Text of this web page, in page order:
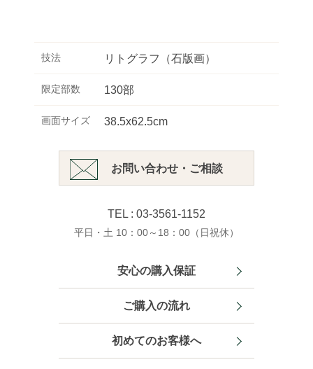
技法 リトグラフ（石版画）
限定部数 130部
画面サイズ 38.5x62.5cm
お問い合わせ・ご相談
TEL : 03-3561-1152
平日・土 10：00～18：00（日祝休）
安心の購入保証
ご購入の流れ
初めてのお客様へ